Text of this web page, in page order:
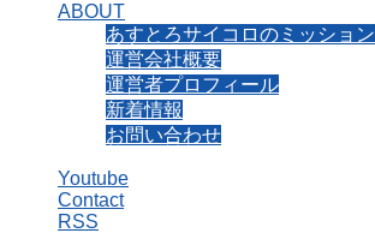
ABOUT
あすとろサイコロのミッション
運営会社概要
運営者プロフィール
新着情報
お問い合わせ
Youtube
Contact
RSS